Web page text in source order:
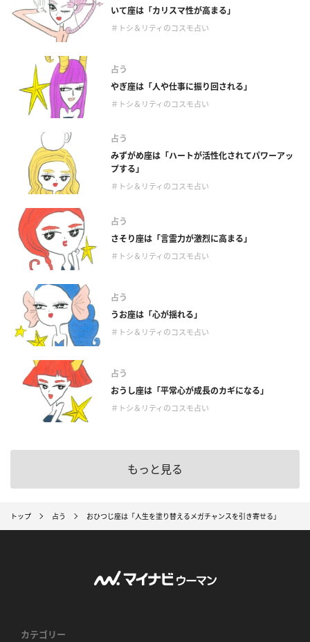
いて座は「カリスマ性が高まる」
＃トシ＆リティのコスモ占い
占う
やぎ座は「人や仕事に振り回される」
＃トシ＆リティのコスモ占い
占う
みずがめ座は「ハートが活性化されてパワーアッ
プする」
＃トシ＆リティのコスモ占い
占う
さそり座は「言霊力が激烈に高まる」
＃トシ＆リティのコスモ占い
占う
うお座は「心が揺れる」
＃トシ＆リティのコスモ占い
占う
おうし座は「平常心が成長のカギになる」
＃トシ＆リティのコスモ占い
もっと見る
トップ 占う おひつじ座は「人生を塗り替えるメガチャンスを引き寄せる」
カテゴリー